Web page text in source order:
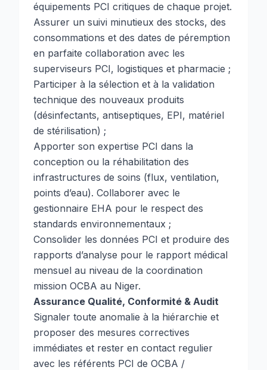
équipements PCI critiques de chaque projet.
Assurer un suivi minutieux des stocks, des
consommations et des dates de péremption
en parfaite collaboration avec les
superviseurs PCI, logistiques et pharmacie ;
Participer à la sélection et à la validation
technique des nouveaux produits
(désinfectants, antiseptiques, EPI, matériel
de stérilisation) ;
Apporter son expertise PCI dans la
conception ou la réhabilitation des
infrastructures de soins (flux, ventilation,
points d’eau). Collaborer avec le
gestionnaire EHA pour le respect des
standards environnementaux ;
Consolider les données PCI et produire des
rapports d’analyse pour le rapport médical
mensuel au niveau de la coordination
mission OCBA au Niger.
Assurance Qualité, Conformité & Audit
Signaler toute anomalie à la hiérarchie et
proposer des mesures correctives
immédiates et rester en contact regulier
avec les référents PCI de OCBA /